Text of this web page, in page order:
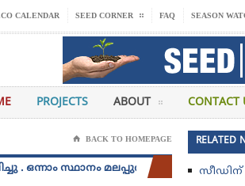
CALENDAR SEED CORNER FAQ SEASON
PROJECTS ABOUT CONTACT
⌂ BACK TO HOMEPAGE
സ്ഥാനം മലപ്പുറം ജില്ലയിലെ
RELATED